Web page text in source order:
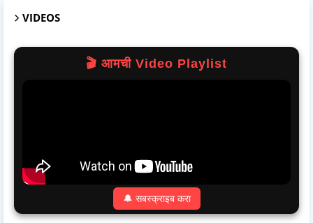
VIDEOS
🎬 आमची Video Playlist
🔔 सबस्क्राइब करा